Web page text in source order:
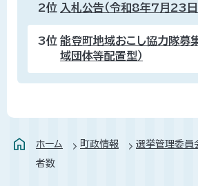
2位 入札公告（令和8年7月23日
3位 能登町地域おこし協力隊募
域団体等配置型）
ホーム 町政情報 選挙管理委員
者数